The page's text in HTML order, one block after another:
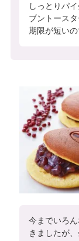
しっとりパ
ブントース
期限が短い
今までいろ
きましたが